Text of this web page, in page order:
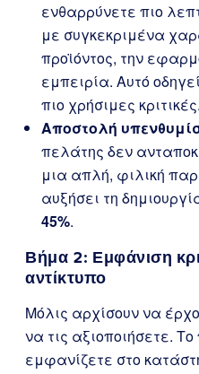
ενθαρρύνετε πιο
με συγκεκριμένα
προϊόντος, την
εμπειρία. Αυτό
πιο χρήσιμες κριτικές.
Αποστολή
πελάτης δεν
μια απλή, φιλική
αυξήσει τη
45%.
Βήμα 2: Εμφάνιση
αντίκτυπο
Μόλις αρχίσουν να
να τις αξιοποιήσετε.
εμφανίζετε στο